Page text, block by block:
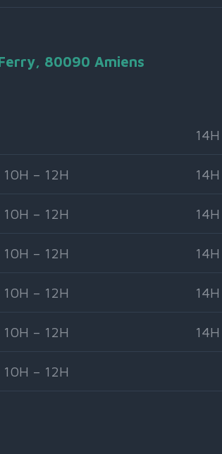
80090 Amiens
10H – 12H
10H – 12H
10H – 12H
10H – 12H
10H – 12H
10H – 12H